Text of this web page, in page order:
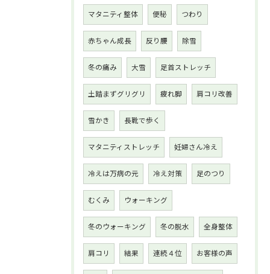
マタニティ整体 便秘 つわり
赤ちゃん成長 反り腰 除雪
冬の痛み 大雪 足首ストレッチ
土踏まずグリグリ 疲れ脚 肩コリ改善
雪かき 長靴で歩く
マタニティストレッチ 妊婦さん冷え
冷えは万病の元 冷え対策 足のつり
むくみ ウォーキング
冬のウォーキング 冬の脱水 全身整体
肩コリ 結果 連続４位 お客様の声